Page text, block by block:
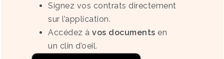
Signez vos contrats directement
sur l’application.
Accédez àvos documents en
un clin d’oeil.